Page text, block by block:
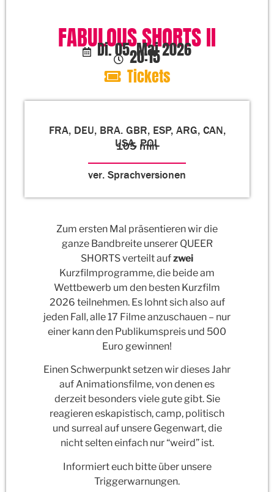
FABULOUS SHORTS II
Di. 05. Mai 2026
20:15
Tickets
FRA, DEU, BRA. GBR, ESP, ARG, CAN,
USA, POL
105 min
ver. Sprachversionen
Zum ersten Mal präsentieren wir die
ganze Bandbreite unserer QUEER
SHORTS verteilt aufzwei
Kurzfilmprogramme, die beide am
Wettbewerb um den besten Kurzfilm
2026 teilnehmen. Es lohnt sich also auf
jeden Fall, alle 17 Filme anzuschauen – nur
einer kann den Publikumspreis und 500
Euro gewinnen!
Einen Schwerpunkt setzen wir dieses Jahr
auf Animationsfilme, von denen es
derzeit besonders viele gute gibt. Sie
reagieren eskapistisch, camp, politisch
und surreal auf unsere Gegenwart, die
nicht selten einfach nur “weird” ist.
Informiert euch bitte über unsere
Triggerwarnungen.